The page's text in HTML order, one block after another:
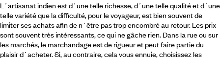
L´artisanat indien est d´une telle richesse, d´une telle qualité et d´une
telle variété que la difficulté, pour le voyageur, est bien souvent de
limiter ses achats afin de n´être pas trop encombré au retour. Les prix
sont souvent très intéressants, ce qui ne gâche rien. Dans la rue ou sur
les marchés, le marchandage est de rigueur et peut faire partie du
plaisir d´acheter. Si, au contraire, cela vous ennuie, choisissez les